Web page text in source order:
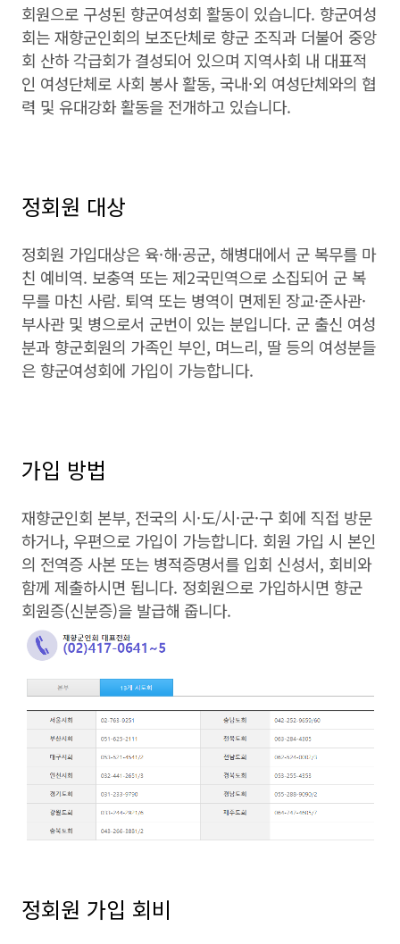
회원으로 구성된 향군여성회 활동이 있습니다. 향군여성
회는 재향군인회의 보조단체로 향군 조직과 더불어 중앙
회 산하 각급회가 결성되어 있으며 지역사회 내 대표적
인 여성단체로 사회 봉사 활동, 국내·외 여성단체와의 협
력 및 유대강화 활동을 전개하고 있습니다.
정회원 대상
정회원 가입대상은 육·해·공군, 해병대에서 군 복무를 마
친 예비역. 보충역 또는 제2국민역으로 소집되어 군 복
무를 마친 사람. 퇴역 또는 병역이 면제된 장교·준사관·
부사관 및 병으로서 군번이 있는 분입니다. 군 출신 여성
분과 향군회원의 가족인 부인, 며느리, 딸 등의 여성분들
은 향군여성회에 가입이 가능합니다.
가입 방법
재향군인회 본부, 전국의 시·도/시·군·구 회에 직접 방문
하거나, 우편으로 가입이 가능합니다. 회원 가입 시 본인
의 전역증 사본 또는 병적증명서를 입회 신성서, 회비와
함께 제출하시면 됩니다. 정회원으로 가입하시면 향군
회원증(신분증)을 발급해 줍니다.
정회원 가입 회비